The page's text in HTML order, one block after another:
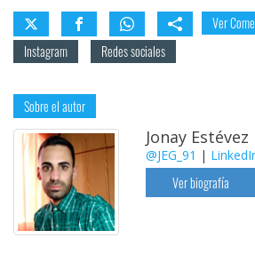
Ver
Instagram
Redes sociales
Sobre el autor
Jonay Estévez
@JEG_91 |
Ver biografía